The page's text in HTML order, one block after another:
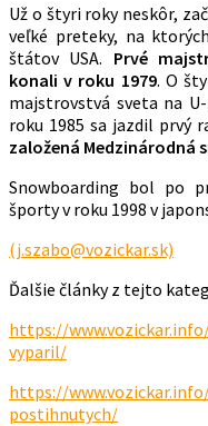
Už o štyri roky neskôr,
veľké preteky, na
štátov USA. Prvé
konali v roku 1979. O
majstrovstvá sveta na
roku 1985 sa jazdil prvý
založená Medzinárodná
Snowboarding bol po
športy v roku 1998 v
(j.szabo@vozickar.sk)
Ďalšie články z tejto
https://
vyparil/
https://
postihnutych/